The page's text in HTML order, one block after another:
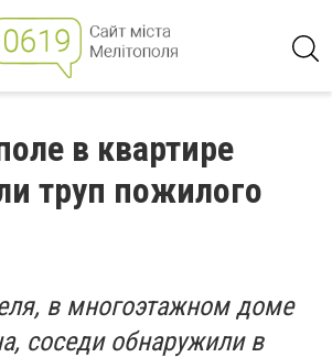
в квартире
труп пожилого
в многоэтажном доме
соседи обнаружили в